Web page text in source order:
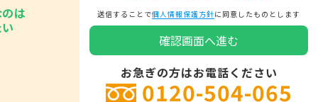
は
送信することで個人情報保護方針に同意したものとします
お急ぎの方はお電話ください
0120-504-065